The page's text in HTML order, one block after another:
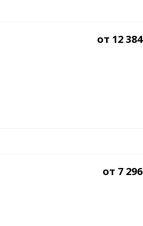
от 12 384
от 7 296